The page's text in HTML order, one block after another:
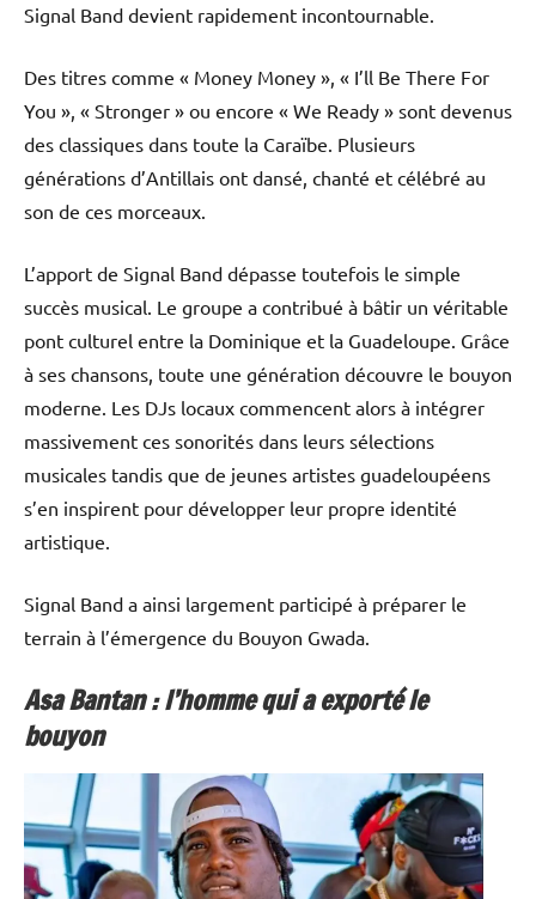
Signal Band devient rapidement incontournable.
Des titres comme « Money Money », « I’ll Be There For
You », « Stronger » ou encore « We Ready » sont devenus
des classiques dans toute la Caraïbe. Plusieurs
générations d’Antillais ont dansé, chanté et célébré au
son de ces morceaux.
L’apport de Signal Band dépasse toutefois le simple
succès musical. Le groupe a contribué à bâtir un véritable
pont culturel entre la Dominique et la Guadeloupe. Grâce
à ses chansons, toute une génération découvre le bouyon
moderne. Les DJs locaux commencent alors à intégrer
massivement ces sonorités dans leurs sélections
musicales tandis que de jeunes artistes guadeloupéens
s’en inspirent pour développer leur propre identité
artistique.
Signal Band a ainsi largement participé à préparer le
terrain à l’émergence du Bouyon Gwada.
Asa Bantan : l’homme qui a exporté le
bouyon